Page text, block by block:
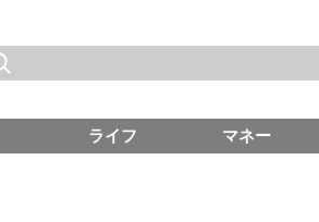
ライフ マネー